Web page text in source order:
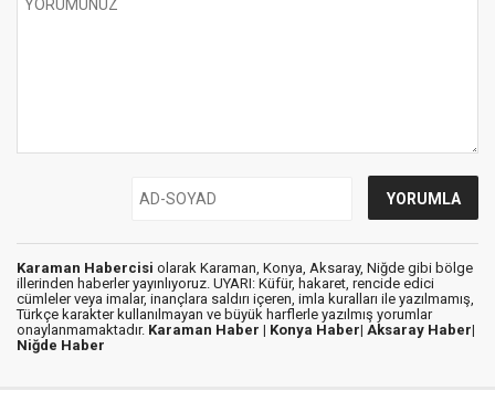
Karaman Habercisi olarak Karaman, Konya, Aksaray, Niğde gibi bölge
illerinden haberler yayınlıyoruz. UYARI: Küfür, hakaret, rencide edici
cümleler veya imalar, inançlara saldırı içeren, imla kuralları ile yazılmamış,
Türkçe karakter kullanılmayan ve büyük harflerle yazılmış yorumlar
onaylanmamaktadır. Karaman Haber | Konya Haber| Aksaray Haber|
Niğde Haber